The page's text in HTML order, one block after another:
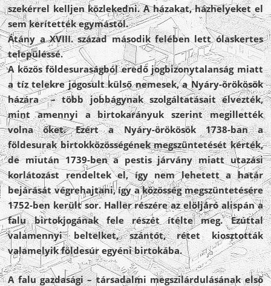
szekérrel kelljen közlekedni. A házakat, házhelyeket el
sem kerítették egymástól.
Átány a XVIII. század második felében lett ólaskertes
településsé.
A közös földesuraságból eredő jogbizonytalanság miatt
a tíz telekre jogosult külső nemesek, a Nyáry-örökösök
házára – több jobbágynak szolgáltatásait élvezték,
mint amennyi a birtokarányuk szerint megillették
volna őket. Ezért a Nyáry-örökösök 1738-ban a
földesurak birtokközösségének megszüntetését kérték,
de miután 1739-ben a pestis járvány miatt utazási
korlátozást rendeltek el, így nem lehetett a határ
bejárását végrehajtani, így a közösség megszüntetésére
1752-ben került sor. Haller részére az elöljáró alispán a
falu birtokjogának fele részét ítélte meg. Ezúttal
valamennyi beltelket, szántót, rétet kiosztották
valamelyik földesúr egyéni birtokába.
A falu gazdasági – társadalmi megszilárdulásának első